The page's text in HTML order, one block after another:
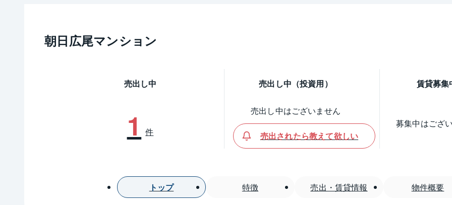
朝日広尾マンション
売出し中
1 件
売出し中（投資用）
売出し中はございません
売出されたら教えて欲しい
賃貸募集
募集中はござ
トップ 特徴 売出・賃貸情報 物件概要